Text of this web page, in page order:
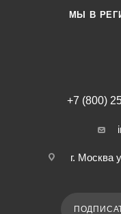
МЫ В
+7 (800)
г. Москва